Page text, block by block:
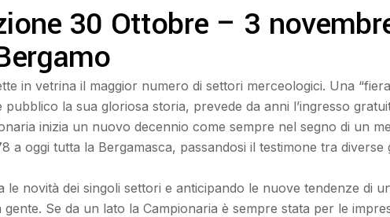
30 Ottobre – 3
in vetrina il maggior numero di settori merceologici. Una
la sua gloriosa storia, prevede da anni l’ingresso
inizia un nuovo decennio come sempre nel segno di un
oggi tutta la Bergamasca, passandosi il testimone tra diverse
novità dei singoli settori e anticipando le nuove tendenze di
Se da un lato la Campionaria è sempre stata per le